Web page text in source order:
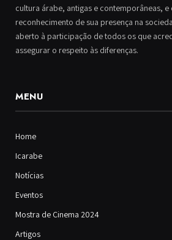
cultura árabe, antigas e contemporâneas, e
reconhecimento de sua presença na
aberto à participação de todos os que
assegurar o respeito às diferenças.
MENU
Home
Icarabe
Notícias
Eventos
Mostra de Cinema 2024
Artigos